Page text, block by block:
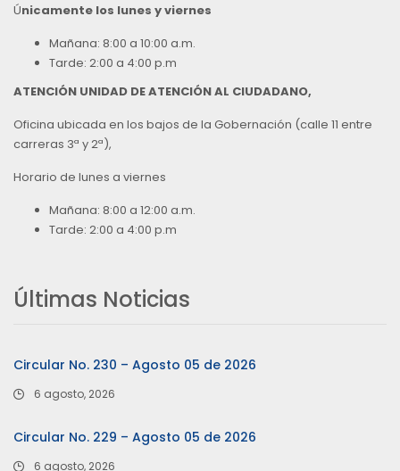
Únicamente los lunes y viernes
Mañana: 8:00 a 10:00 a.m.
Tarde: 2:00 a 4:00 p.m
ATENCIÓN UNIDAD DE ATENCIÓN AL CIUDADANO,
Oficina ubicada en los bajos de la Gobernación (calle 11 entre
carreras 3ª y 2ª),
Horario de lunes a viernes
Mañana: 8:00 a 12:00 a.m.
Tarde: 2:00 a 4:00 p.m
Últimas Noticias
Circular No. 230 – Agosto 05 de 2026
6 agosto, 2026
Circular No. 229 – Agosto 05 de 2026
6 agosto, 2026